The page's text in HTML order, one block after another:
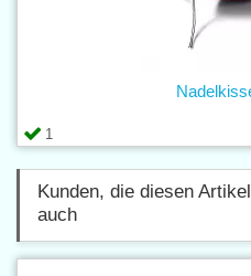
1
Kunden, die diesen
auch